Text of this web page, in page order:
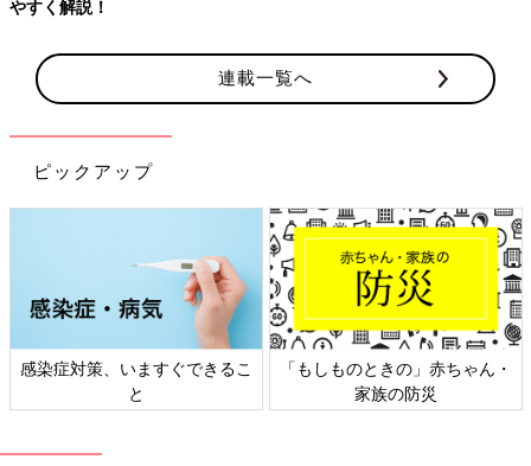
連載一覧へ
ピックアップ
・
日本外来小児科学会リーフレッ
ト検討会
六星占術 細木かおりさんの人
相談